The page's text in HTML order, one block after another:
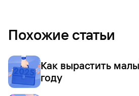
Похожие статьи
Как вырастить
году